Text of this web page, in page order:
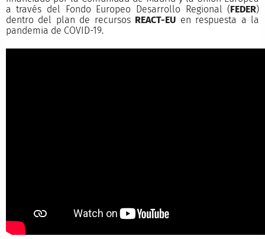
a través del Fondo Europeo Desarrollo Regional (FEDER)
dentro del plan de recursos REACT-EU en respuesta a la
pandemia de COVID-19.